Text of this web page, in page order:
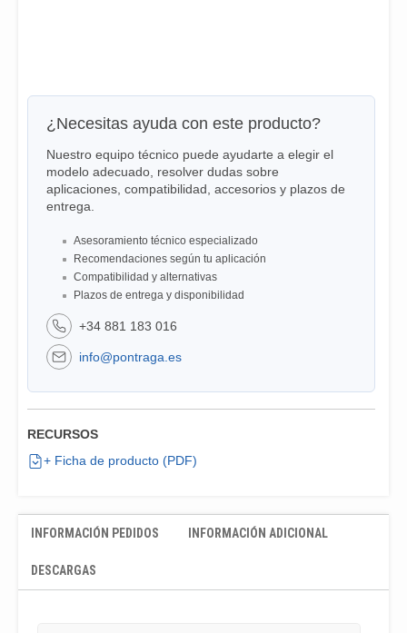
¿Necesitas ayuda con este producto?
Nuestro equipo técnico puede ayudarte a elegir el
modelo adecuado, resolver dudas sobre
aplicaciones, compatibilidad, accesorios y plazos de
entrega.
Asesoramiento técnico especializado
Recomendaciones según tu aplicación
Compatibilidad y alternativas
Plazos de entrega y disponibilidad
+34 881 183 016
info@pontraga.es
RECURSOS
+ Ficha de producto (PDF)
INFORMACIÓN PEDIDOS INFORMACIÓN ADICIONAL
DESCARGAS